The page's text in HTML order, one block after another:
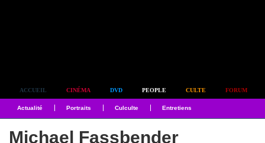
ACCUEIL CINÉMA DVD PEOPLE CULTE FORUM
Actualité Portraits Culculte Entretiens
Michael Fassbender